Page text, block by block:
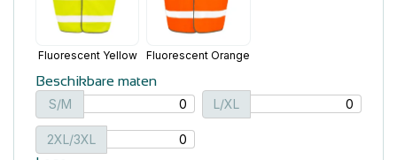
Fluorescent Yellow Fluorescent Orange
Beschikbare maten
S/M
L/XL
2XL/3XL